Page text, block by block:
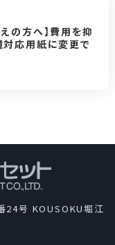
の方へ】費用を抑
応用紙に変更で
号 KOUSOKU堀江